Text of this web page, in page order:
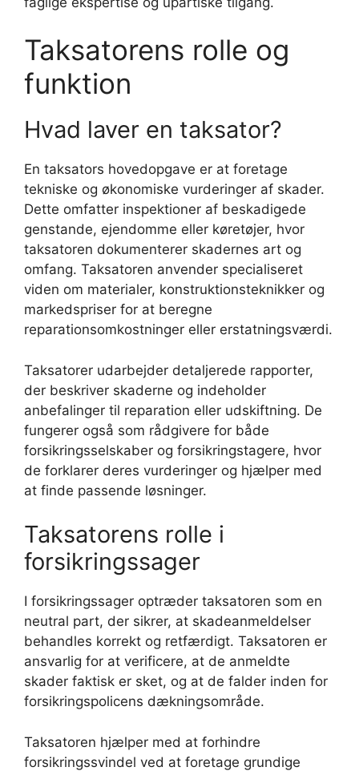
Taksatorens rolle og
funktion
Hvad laver en taksator?
En taksators hovedopgave er at foretage
tekniske og økonomiske vurderinger af skader.
Dette omfatter inspektioner af beskadigede
genstande, ejendomme eller køretøjer, hvor
taksatoren dokumenterer skadernes art og
omfang. Taksatoren anvender specialiseret
viden om materialer, konstruktionsteknikker og
markedspriser for at beregne
reparationsomkostninger eller erstatningsværdi.
Taksatorer udarbejder detaljerede rapporter,
der beskriver skaderne og indeholder
anbefalinger til reparation eller udskiftning. De
fungerer også som rådgivere for både
forsikringsselskaber og forsikringstagere, hvor
de forklarer deres vurderinger og hjælper med
at finde passende løsninger.
Taksatorens rolle i
forsikringssager
I forsikringssager optræder taksatoren som en
neutral part, der sikrer, at skadeanmeldelser
behandles korrekt og retfærdigt. Taksatoren er
ansvarlig for at verificere, at de anmeldte
skader faktisk er sket, og at de falder inden for
forsikringspolicens dækningsområde.
Taksatoren hjælper med at forhindre
forsikringssvindel ved at foretage grundige